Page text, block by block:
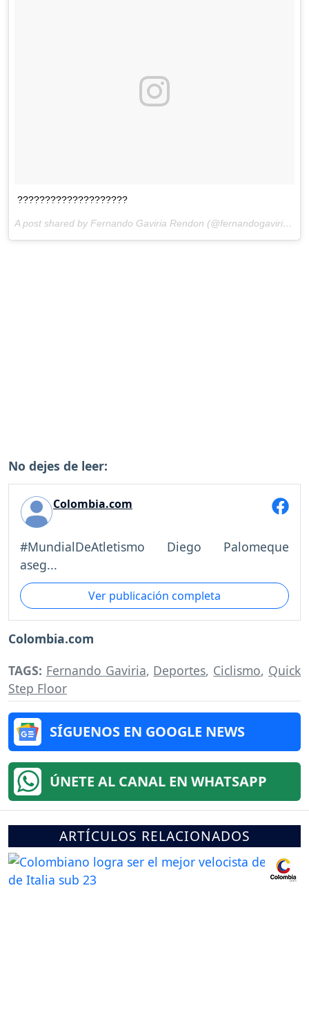
????????????????????
A post shared by Fernando Gaviria Rendon (@fernandogaviriarendon) on
No dejes de leer:
Colombia.com
#MundialDeAtletismo Diego Palomeque
aseg...
Ver publicación completa
Colombia.com
TAGS: Fernando Gaviria, Deportes, Ciclismo, Quick
Step Floor
SÍGUENOS EN GOOGLE NEWS
ÚNETE AL CANAL EN WHATSAPP
ARTÍCULOS RELACIONADOS